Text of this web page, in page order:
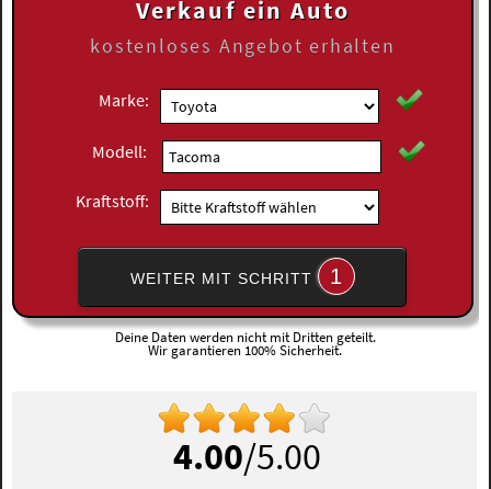
Verkauf ein Auto
kostenloses Angebot erhalten
Marke:
Modell:
Kraftstoff:
WEITER MIT SCHRITT 1
Deine Daten werden nicht mit Dritten geteilt.
Wir garantieren 100% Sicherheit.
4.00/5.00